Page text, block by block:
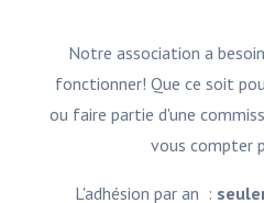
Notre association a
fonctionner! Que ce soit
ou faire partie d'une
vous compter
L'adhésion par an :